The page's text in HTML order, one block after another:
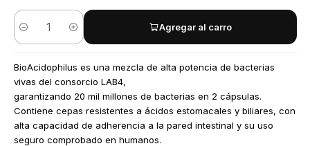
Cantidad
Agregar al carro
BioAcidophilus es una mezcla de alta potencia de bacterias
vivas del consorcio LAB4,
garantizando 20 mil millones de bacterias en 2 cápsulas.
Contiene cepas resistentes a ácidos estomacales y biliares, con
alta capacidad de adherencia a la pared intestinal y su uso
seguro comprobado en humanos.